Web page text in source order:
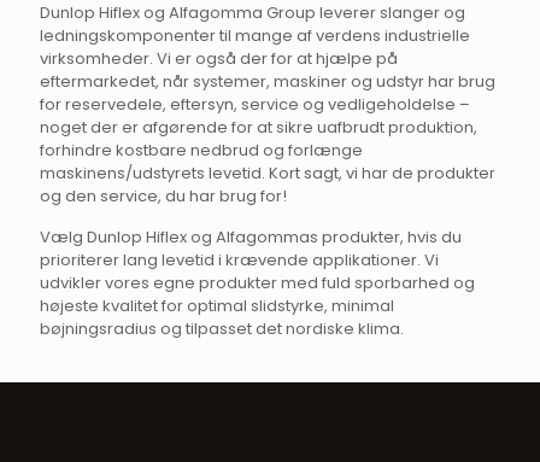
Dunlop Hiflex og Alfagomma Group leverer slanger og
ledningskomponenter til mange af verdens industrielle
virksomheder. Vi er også der for at hjælpe på
eftermarkedet, når systemer, maskiner og udstyr har brug
for reservedele, eftersyn, service og vedligeholdelse –
noget der er afgørende for at sikre uafbrudt produktion,
forhindre kostbare nedbrud og forlænge
maskinens/udstyrets levetid. Kort sagt, vi har de produkter
og den service, du har brug for!
Vælg Dunlop Hiflex og Alfagommas produkter, hvis du
prioriterer lang levetid i krævende applikationer. Vi
udvikler vores egne produkter med fuld sporbarhed og
højeste kvalitet for optimal slidstyrke, minimal
bøjningsradius og tilpasset det nordiske klima.